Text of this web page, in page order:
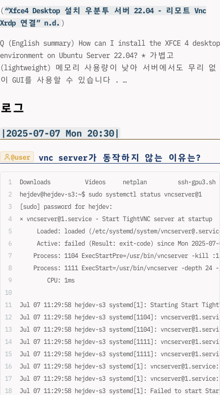
(“Xfce4 Desktop 설치 우분투 서버 22.04 - 리모트 Vnc
Xrdp 연결” n.d. )
Q (English summary) How can I install the XFCE 4 desktop
environment on Ubuntu Server 22.04? * 가볍고
(lightweight) 메모리 사용량이 낮아 서버에서도 무리 없
이 GUI를 사용할 수 있습니다 . …
로그
|2025-07-07 Mon 20:30|
@user vnc server가 동작하지 않는 이유는?
Downloads          Videos     netplan         ssh-gpu3.sh
hejdev@hejdev-s3:~$ sudo systemctl status vncserver@1
[sudo] password for hejdev:
× vncserver@1.service - Start TightVNC server at startup
Loaded: loaded (/etc/systemd/system/
Active: failed (Result: exit-code) since Mon 2025-
Process: 1104 ExecStartPre=/usr/bin/vncserver -kill
Process: 1111 ExecStart=/usr/bin/vncserver -depth 24
        CPU: 1ms
Jul 07 11:29:58 hejdev-s3 systemd[1]: Starting Start
Jul 07 11:29:58 hejdev-s3 systemd[1104]:
Jul 07 11:29:58 hejdev-s3 systemd[1104]:
Jul 07 11:29:58 hejdev-s3 systemd[1111]:
Jul 07 11:29:58 hejdev-s3 systemd[1111]:
Jul 07 11:29:58 hejdev-s3 systemd[1]:
Jul 07 11:29:58 hejdev-s3 systemd[1]:
Jul 07 11:29:58 hejdev-s3 systemd[1]: Failed to start